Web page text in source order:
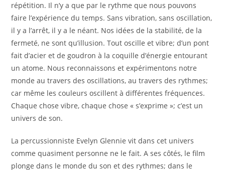
répétition. Il n’y a que par le rythme que nous pouvons
faire l’expérience du temps. Sans vibration, sans oscillation,
il y a l’arrêt, il y a le néant. Nos idées de la stabilité, de la
fermeté, ne sont qu’illusion. Tout oscille et vibre; d’un pont
fait d’acier et de goudron à la coquille d’énergie entourant
un atome. Nous reconnaissons et expérimentons notre
monde au travers des oscillations, au travers des rythmes;
car même les couleurs oscillent à différentes fréquences.
Chaque chose vibre, chaque chose « s’exprime »; c’est un
univers de son.
La percussionniste Evelyn Glennie vit dans cet univers
comme quasiment personne ne le fait. A ses côtés, le film
plonge dans le monde du son et des rythmes; dans le